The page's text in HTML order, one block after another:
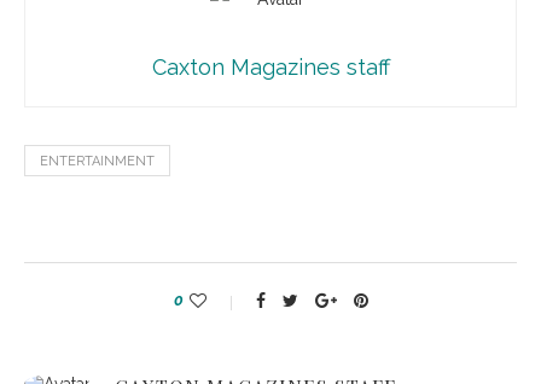
Caxton Magazines staff
ENTERTAINMENT
0